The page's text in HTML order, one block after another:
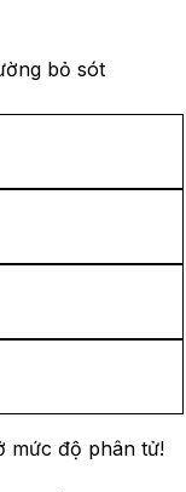
bỏ sót
mức độ phân tử!